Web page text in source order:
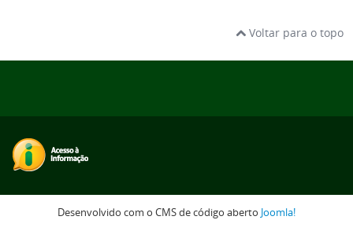
Voltar para o topo
Desenvolvido com o CMS de código aberto Joomla!